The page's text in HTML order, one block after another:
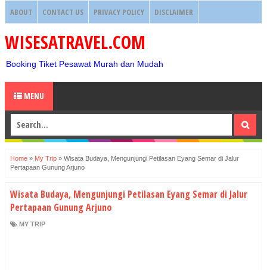
ABOUT CONTACT US PRIVACY POLICY DISCLAIMER
WISESATRAVEL.COM
Booking Tiket Pesawat Murah dan Mudah
MENU
Home » My Trip » Wisata Budaya, Mengunjungi Petilasan Eyang Semar di Jalur
Pertapaan Gunung Arjuno
Wisata Budaya, Mengunjungi Petilasan Eyang Semar di Jalur
Pertapaan Gunung Arjuno
MY TRIP